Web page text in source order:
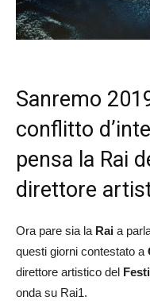
Sanremo
conflitto
pensa la Rai
direttore
Ora pare sia la Rai a
questi giorni contestato a
direttore artistico del
onda su Rai1.